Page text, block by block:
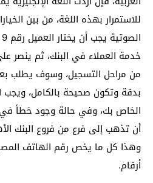
للاستمرار بهذه اللغة، من بين
من مراحل التسجيل، وسوف يطلب
بدقة وتكون صحيحة بالكامل، ويجب
الخاص بك، وفي حالة وجود خطأ
أن تذهب إلى فرع من فروع البنك
أرقام.